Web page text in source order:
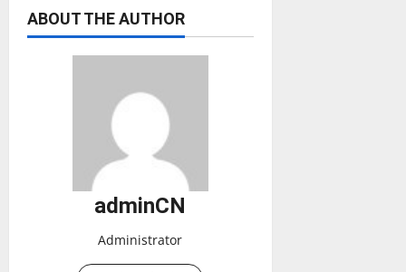
ABOUT THE AUTHOR
adminCN
Administrator